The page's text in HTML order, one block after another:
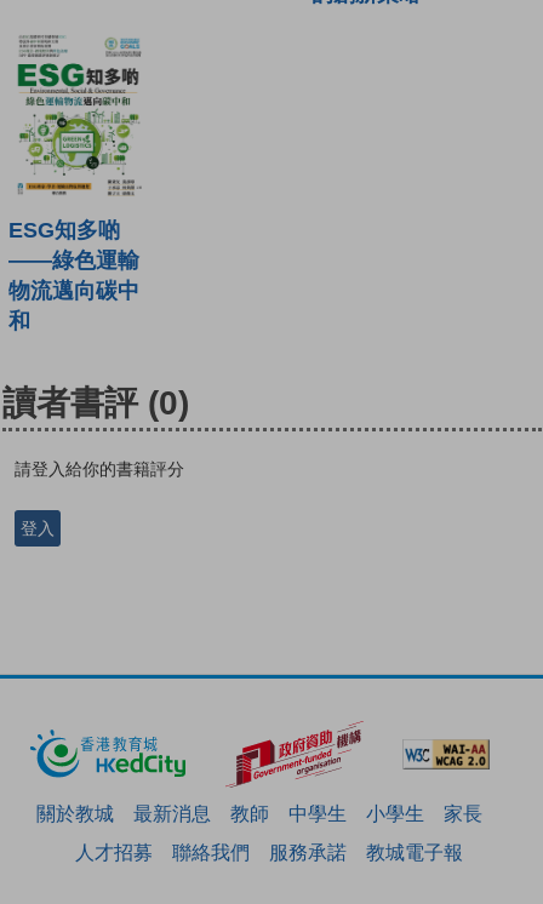
ESG知多啲
——綠色運輸
物流邁向碳中
和
讀者書評 (0)
請登入給你的書籍評分
登入
關於教城 最新消息 教師 中學生 小學生
家長
人才招募
聯絡我們 服務承諾 教城電子報